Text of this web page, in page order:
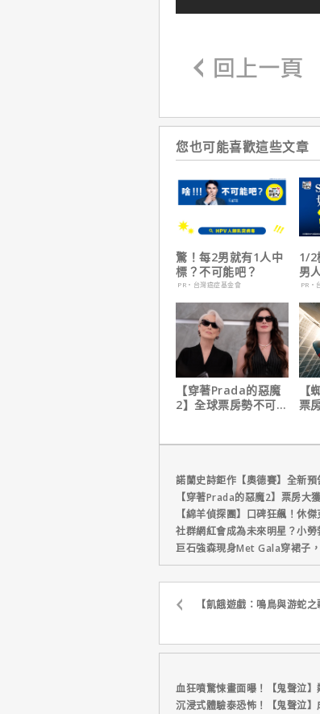
您也可能喜歡這些文章
驚！每2男就有1人中
標？不可能吧？
PR・台灣癌症基金會
1/2
男
在
PR・
【穿著Prada的惡魔
2】全球票房勢不可
元
【
票
諾蘭史詩鉅作【奧德賽】全新
【穿著Prada的惡魔2】票房大
【綿羊偵探團】口碑狂飆！休
社群網紅會成為未來明星？小勞
巨石強森現身Met Gala穿裙子
【飢餓遊戲：鳴鳥與游蛇
血狂噴驚悚畫面曝！【鬼聲泣
沉浸式體驗泰恐怖！【鬼聲泣